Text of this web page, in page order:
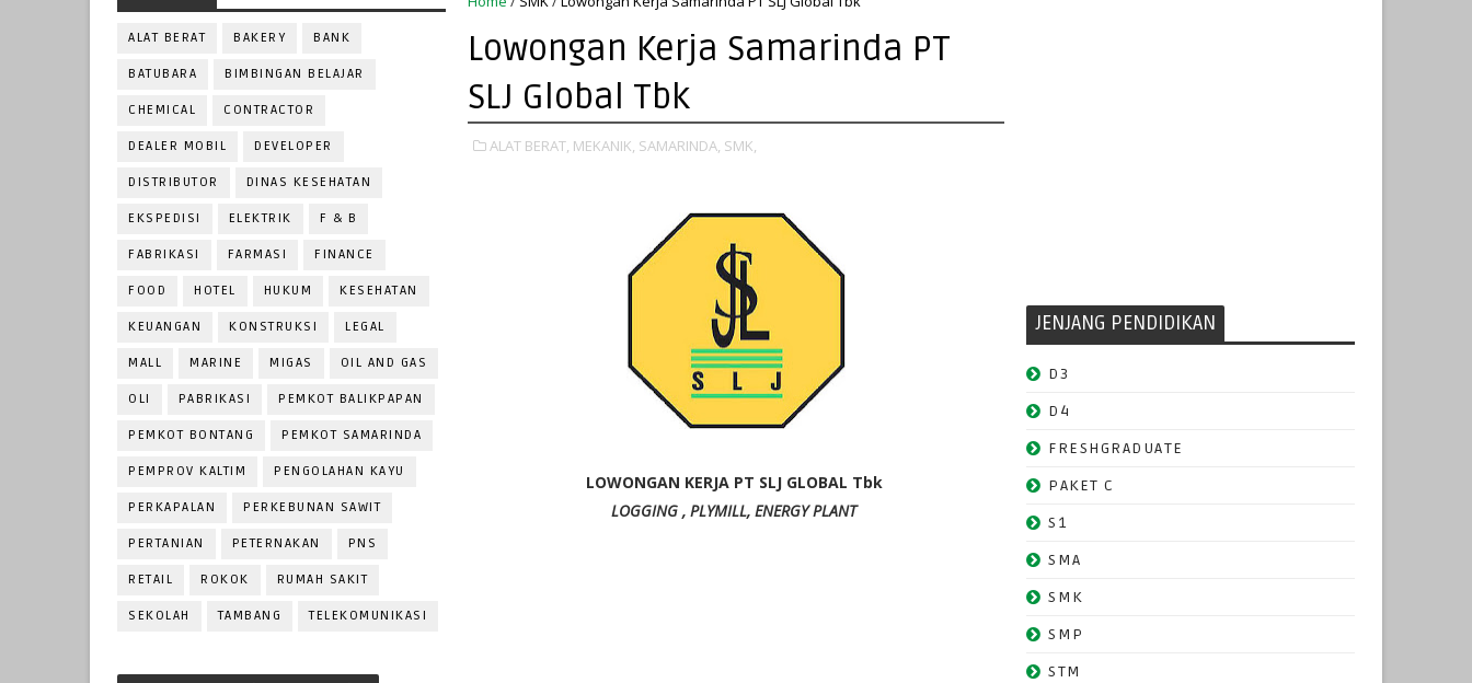
ALAT BERAT BAKERY BANK
BATUBARA BIMBINGAN BELAJAR
CHEMICAL CONTRACTOR
DEALER MOBIL DEVELOPER
DISTRIBUTOR DINAS KESEHATAN
EKSPEDISI ELEKTRIK F & B
FABRIKASI FARMASI FINANCE
FOOD HOTEL HUKUM KESEHATAN
KEUANGAN KONSTRUKSI LEGAL
MALL MARINE MIGAS OIL AND GAS
OLI PABRIKASI PEMKOT BALIKPAPAN
PEMKOT BONTANG PEMKOT SAMARINDA
PEMPROV KALTIM PENGOLAHAN KAYU
PERKAPALAN PERKEBUNAN SAWIT
PERTANIAN PETERNAKAN PNS
RETAIL ROKOK RUMAH SAKIT
SEKOLAH TAMBANG TELEKOMUNIKASI
Lowongan Kerja Samarinda PT
SLJ Global Tbk
ALAT BERAT, MEKANIK, SAMARINDA, SMK,
LOWONGAN KERJA PT SLJ GLOBAL Tbk
LOGGING , PLYMILL, ENERGY PLANT
JENJANG PENDIDIKAN
D3
D4
FRESHGRADUATE
PAKET C
S1
SMA
SMK
SMP
STM